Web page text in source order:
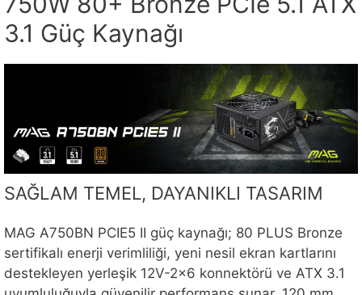
3.1 Güç Kaynağı
SAĞLAM TEMEL, DAYANIKLI TASARIM
MAG A750BN PCIE5 II güç kaynağı; 80 PLUS Bronze
sertifikalı enerji verimliliği, yeni nesil ekran kartlarını
destekleyen yerleşik 12V-2×6 konnektörü ve ATX 3.1